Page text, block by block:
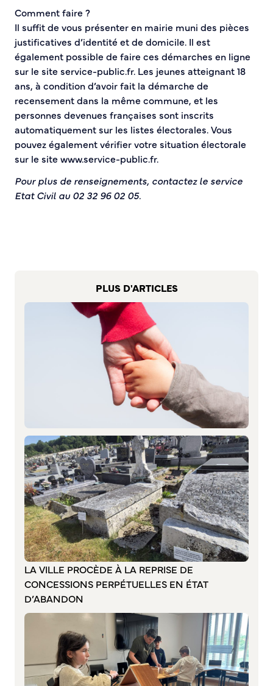
Comment faire ?
Il suffit de vous présenter en mairie muni des pièces
justificatives d’identité et de domicile. Il est
également possible de faire ces démarches en ligne
sur le site service-public.fr. Les jeunes atteignant 18
ans, à condition d’avoir fait la démarche de
recensement dans la même commune, et les
personnes devenues françaises sont inscrits
automatiquement sur les listes électorales. Vous
pouvez également vérifier votre situation électorale
sur le site www.service-public.fr.
Pour plus de renseignements, contactez le service
Etat Civil au 02 32 96 02 05.
PLUS D'ARTICLES
LA VILLE PROCÈDE À LA REPRISE DE
CONCESSIONS PERPÉTUELLES EN ÉTAT
D’ABANDON
Parcs et jardins
Entretien durable des espaces verts
Concours des maisons et balcons fleuris
Entretien des haies
Aide à l’achat d’un composteur ou récupérateur d’eau
S’informer
Application
S’abonner au mail d’information
Réseaux sociaux
Journal municipal
Le Territoire
Espace Bourvil
Médiathèque Boris Vian
Attribution de subventions
Annuaire des associations
Mise à jour de l’annuaire des associations
S’engager auprès d’une association
Sport Loisirs
Annuaire des équipements de sport et de loisirs
Annuaire des clubs sportifs
Mise à jour de l’annuaire des clubs sportifs
Caudebec Rando
Champions de demain
International
Les jumelages
PARTICIPER – IMAGINER DEMAIN
Démocratie locale et concertation